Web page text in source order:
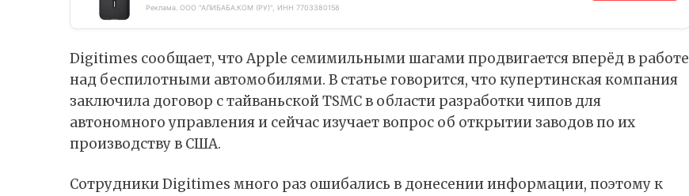
Реклама. ООО "АЛИБАБА.КОМ (РУ)", ИНН 7703380158
Digitimes сообщает, что Apple семимильными шагами продвигается вперёд в работе
над беспилотными автомобилями. В статье говорится, что купертинская компания
заключила договор с тайваньской TSMC в области разработки чипов для
автономного управления и сейчас изучает вопрос об открытии заводов по их
производству в США.
Сотрудники Digitimes много раз ошибались в донесении информации, поэтому к